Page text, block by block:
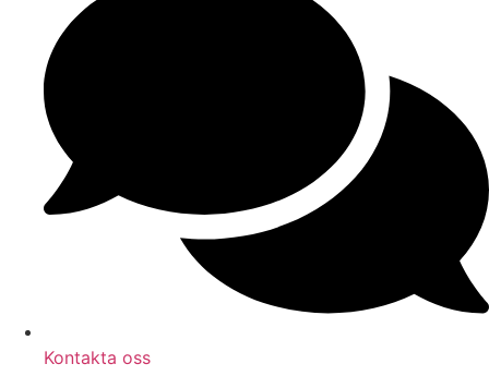
Kontakta oss